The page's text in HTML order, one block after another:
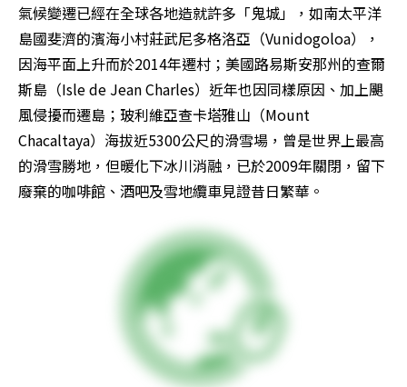
氣候變遷已經在全球各地造就許多「鬼城」，如南太平洋
島國斐濟的濱海小村莊武尼多格洛亞（Vunidogoloa），
因海平面上升而於2014年遷村；美國路易斯安那州的查爾
斯島（Isle de Jean Charles）近年也因同樣原因、加上颶
風侵擾而遷島；玻利維亞查卡塔雅山（Mount
Chacaltaya）海拔近5300公尺的滑雪場，曾是世界上最高
的滑雪勝地，但暖化下冰川消融，已於2009年關閉，留下
廢棄的咖啡館、酒吧及雪地纜車見證昔日繁華。